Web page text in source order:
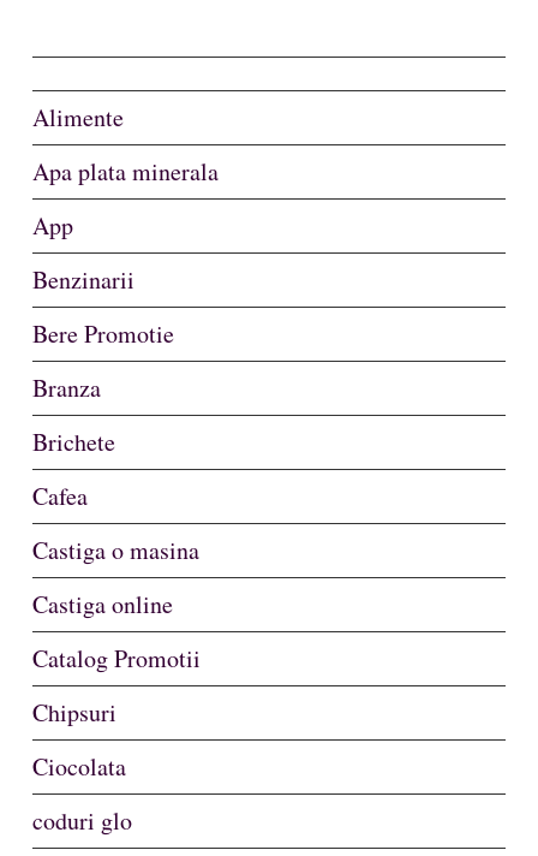
Alimente
Apa plata minerala
App
Benzinarii
Bere Promotie
Branza
Brichete
Cafea
Castiga o masina
Castiga online
Catalog Promotii
Chipsuri
Ciocolata
coduri glo